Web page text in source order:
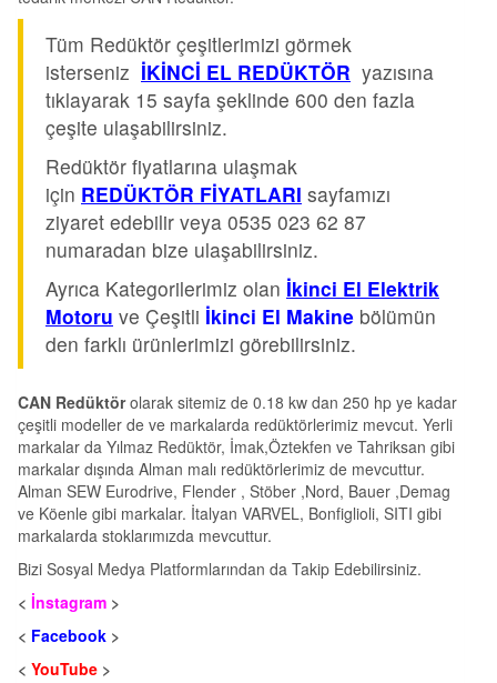
Tüm Redüktör çeşitlerimizi görmek
isterseniz İKİNCİ EL REDÜKTÖR yazısına
tıklayarak 15 sayfa şeklinde 600 den fazla
çeşite ulaşabilirsiniz.
Redüktör fiyatlarına ulaşmak
için REDÜKTÖR FİYATLARI sayfamızı
ziyaret edebilir veya 0535 023 62 87
numaradan bize ulaşabilirsiniz.
Ayrıca Kategorilerimiz olan İkinci El Elektrik
Motoru ve Çeşitli İkinci El Makine bölümün
den farklı ürünlerimizi görebilirsiniz.
CAN Redüktörolarak sitemiz de 0.18 kw dan 250 hp ye kadar
çeşitli modeller de ve markalarda redüktörlerimiz mevcut. Yerli
markalar da Yılmaz Redüktör, İmak,Öztekfen ve Tahriksan gibi
markalar dışında Alman malı redüktörlerimiz de mevcuttur.
Alman SEW Eurodrive, Flender , Stöber ,Nord, Bauer ,Demag
ve Köenle gibi markalar. İtalyan VARVEL, Bonfiglioli, SITI gibi
markalarda stoklarımızda mevcuttur.
Bizi Sosyal Medya Platformlarından da Takip Edebilirsiniz.
< İnstagram >
< Facebook >
< YouTube >